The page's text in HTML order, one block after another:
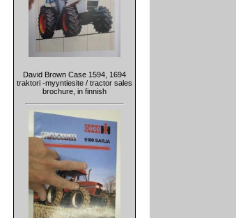
David Brown Case 1594, 1694
traktori -myyntiesite / tractor sales
brochure, in finnish